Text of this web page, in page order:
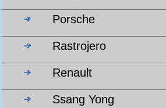
Porsche
Rastrojero
Renault
Ssang Yong